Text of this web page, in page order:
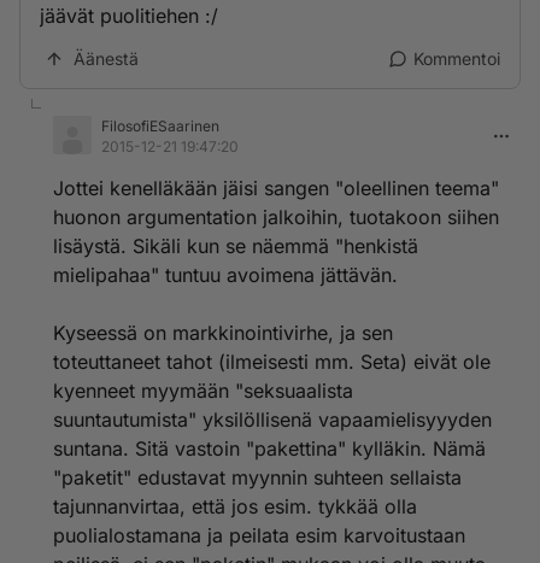
jäävät puolitiehen :/
Äänestä Kommentoi
FilosofiESaarinen
2015-12-21 19:47:20
Jottei kenelläkään jäisi sangen "oleellinen teema"
huonon argumentation jalkoihin, tuotakoon siihen
lisäystä. Sikäli kun se näemmä "henkistä
mielipahaa" tuntuu avoimena jättävän.
Kyseessä on markkinointivirhe, ja sen
toteuttaneet tahot (ilmeisesti mm. Seta) eivät ole
kyenneet myymään "seksuaalista
suuntautumista" yksilöllisenä vapaamielisyyyden
suntana. Sitä vastoin "pakettina" kylläkin. Nämä
"paketit" edustavat myynnin suhteen sellaista
tajunnanvirtaa, että jos esim. tykkää olla
puolialostamana ja peilata esim karvoitustaan